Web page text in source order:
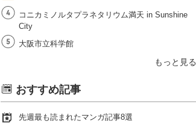
コニカミノルタプラネタリウム満天 in Sunshine
City
大阪市立科学館
もっと見る
おすすめ記事
先週最も読まれたマンガ記事8選